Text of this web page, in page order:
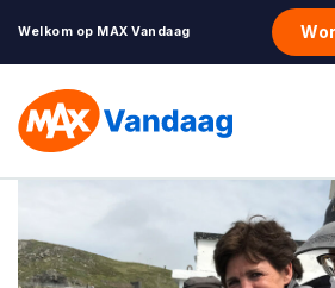
Welkom op MAX Vandaag